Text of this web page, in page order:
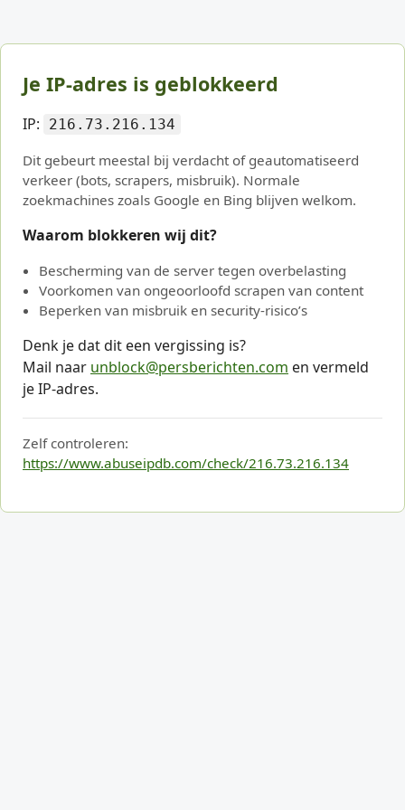
Je IP-adres is geblokkeerd
IP: 216.73.216.134
Dit gebeurt meestal bij verdacht of geautomatiseerd
verkeer (bots, scrapers, misbruik). Normale
zoekmachines zoals Google en Bing blijven welkom.
Waarom blokkeren wij dit?
Bescherming van de server tegen overbelasting
Voorkomen van ongeoorloofd scrapen van content
Beperken van misbruik en security-risico’s
Denk je dat dit een vergissing is?
Mail naar unblock@persberichten.com en vermeld
je IP-adres.
Zelf controleren:
https://www.abuseipdb.com/check/216.73.216.134